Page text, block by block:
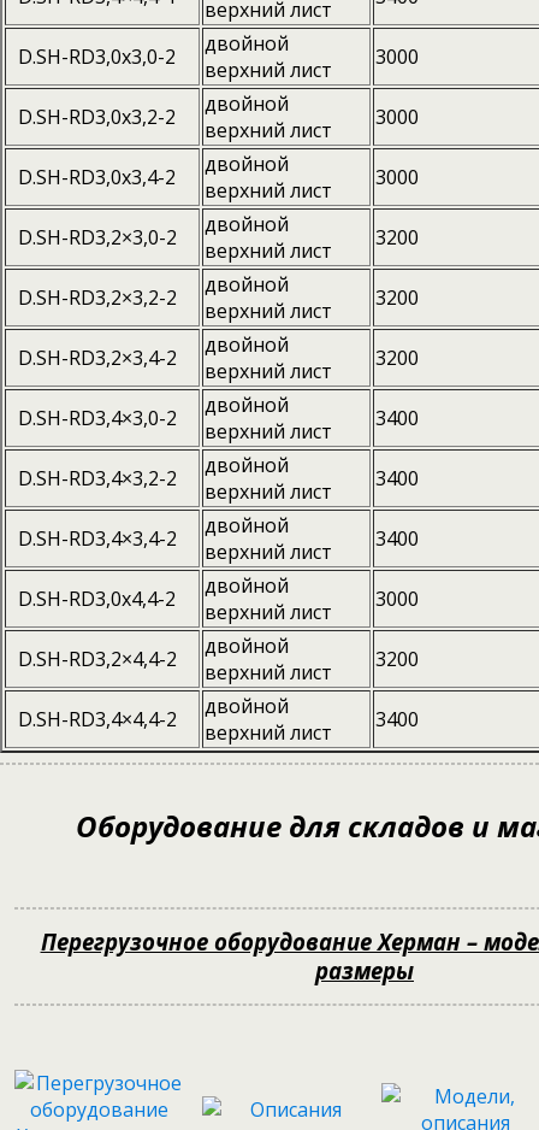
верхний лист
D.SH-RD3,0x3,0-2
двойной
верхний лист
3000
D.SH-RD3,0x3,2-2
двойной
верхний лист
3000
D.SH-RD3,0x3,4-2
двойной
верхний лист
3000
D.SH-RD3,2×3,0-2
двойной
верхний лист
3200
D.SH-RD3,2×3,2-2
двойной
верхний лист
3200
D.SH-RD3,2×3,4-2
двойной
верхний лист
3200
D.SH-RD3,4×3,0-2
двойной
верхний лист
3400
D.SH-RD3,4×3,2-2
двойной
верхний лист
3400
D.SH-RD3,4×3,4-2
двойной
верхний лист
3400
D.SH-RD3,0x4,4-2
двойной
верхний лист
3000
D.SH-RD3,2×4,4-2
двойной
верхний лист
3200
D.SH-RD3,4×4,4-2
двойной
верхний лист
3400
Оборудование для складов и
Перегрузочное оборудование Херман –
размеры